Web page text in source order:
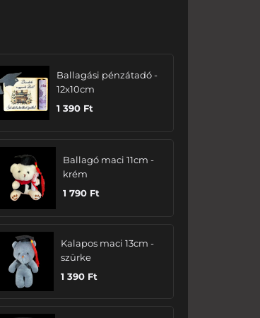
Ballagási pénzátadó -
12x10cm
1 390 Ft
Ballagó maci 11cm -
krém
1 790 Ft
Kalapos maci 13cm -
szürke
1 390 Ft